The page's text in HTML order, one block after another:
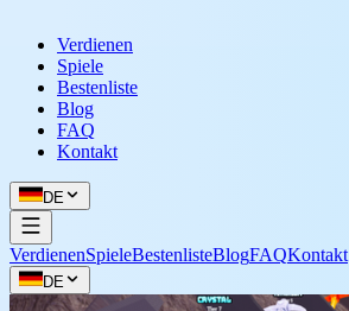
Verdienen
Spiele
Bestenliste
Blog
FAQ
Kontakt
DE
VerdienenSpieleBestenlisteBlogFAQKontakt
DE